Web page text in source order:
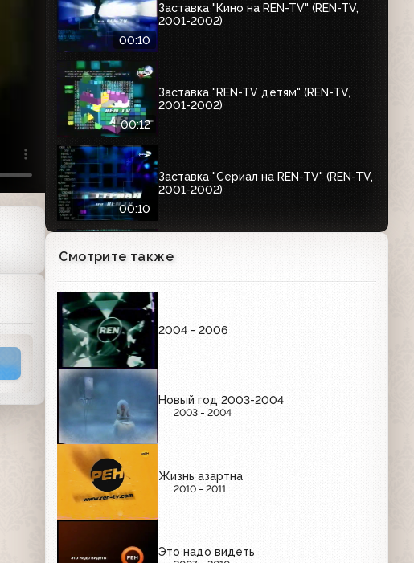
00:10
Заставка "Кино на REN-TV" (REN-TV,
2001-2002)
00:12
Заставка "REN-TV детям" (REN-TV,
2001-2002)
00:10
Заставка "Сериал на REN-TV" (REN-TV,
2001-2002)
00:07
Заставка "Смотрите на REN-TV" (REN-
00:08
00:10
Смотрите также
2004 - 2006
Новый год 2003-2004
2003 - 2004
Жизнь азартна
2010 - 2011
Это надо видеть